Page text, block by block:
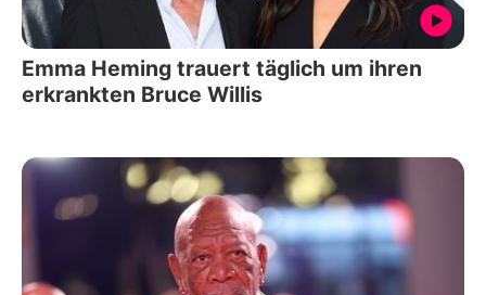
Emma Heming trauert täglich um ihren
erkrankten Bruce Willis